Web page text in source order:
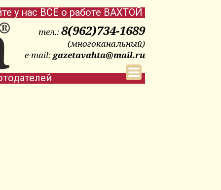
у нас ВСЁ о работе ВАХТОЙ
тел.:8(962)734-1689
(многоканальный)
e-mail: gazetavahta@mail.ru